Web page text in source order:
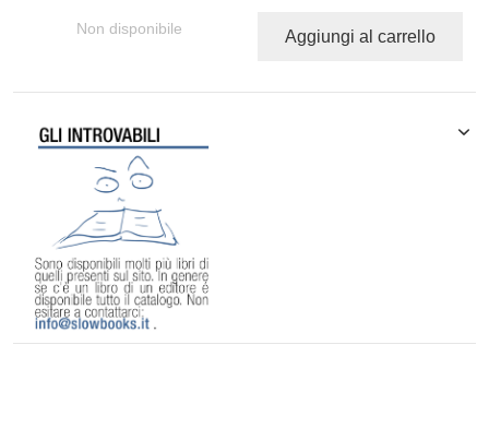
Non disponibile Aggiungi al carrello